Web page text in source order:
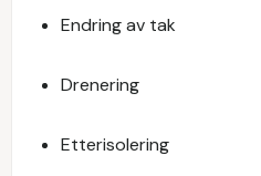
Endring av tak
Drenering
Etterisolering